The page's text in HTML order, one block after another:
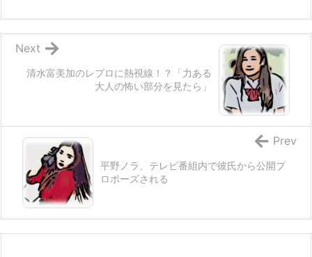
清水富美加のレプロに熱視線！？「力ある
大人の怖い部分を見たら」
Next
平野ノラ、テレビ番組内で彼氏から公開プ
ロポーズされる
Prev